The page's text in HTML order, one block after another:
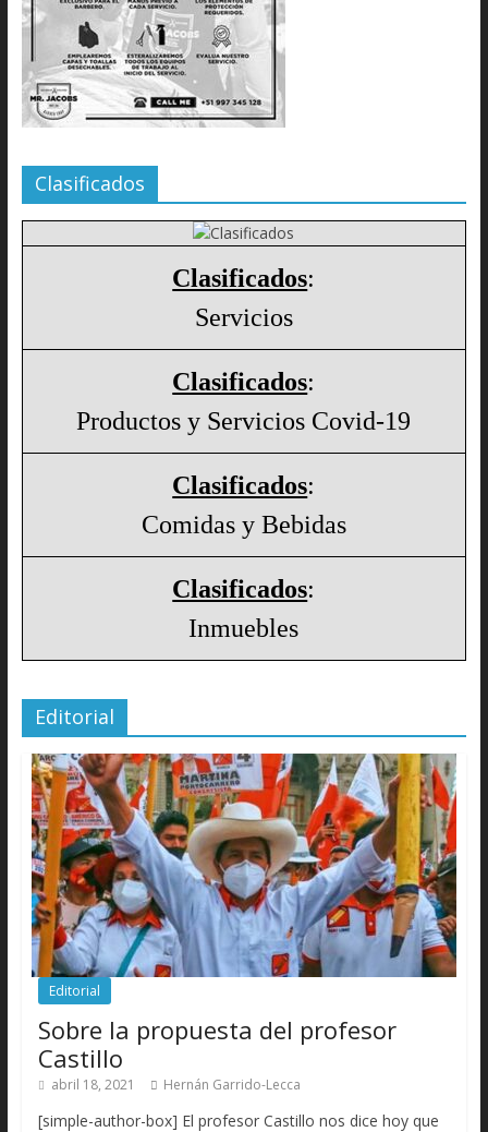
Clasificados
Clasificados:
Servicios
Clasificados:
Productos y Servicios Covid-19
Clasificados:
Comidas y Bebidas
Clasificados:
Inmuebles
Editorial
Editorial
Sobre la propuesta del profesor
Castillo
abril 18, 2021 Hernán Garrido-Lecca
[simple-author-box] El profesor Castillo nos dice hoy que